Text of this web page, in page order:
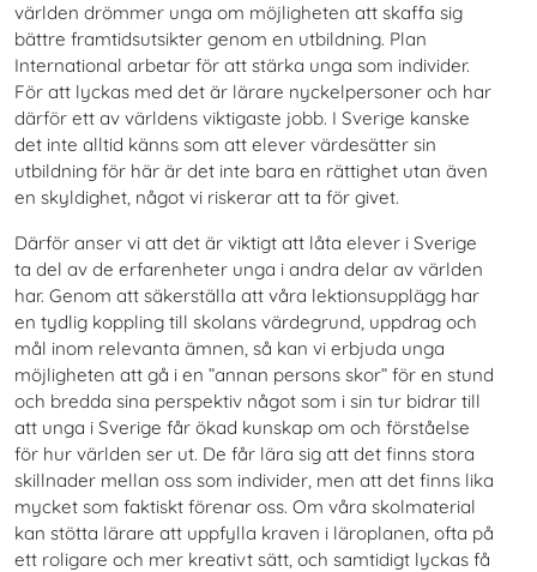
världen drömmer unga om möjligheten att skaffa sig
bättre framtidsutsikter genom en utbildning. Plan
International arbetar för att stärka unga som individer.
För att lyckas med det är lärare nyckelpersoner och har
därför ett av världens viktigaste jobb. I Sverige kanske
det inte alltid känns som att elever värdesätter sin
utbildning för här är det inte bara en rättighet utan även
en skyldighet, något vi riskerar att ta för givet.
Därför anser vi att det är viktigt att låta elever i Sverige
ta del av de erfarenheter unga i andra delar av världen
har. Genom att säkerställa att våra lektionsupplägg har
en tydlig koppling till skolans värdegrund, uppdrag och
mål inom relevanta ämnen, så kan vi erbjuda unga
möjligheten att gå i en ”annan persons skor” för en stund
och bredda sina perspektiv något som i sin tur bidrar till
att unga i Sverige får ökad kunskap om och förståelse
för hur världen ser ut. De får lära sig att det finns stora
skillnader mellan oss som individer, men att det finns lika
mycket som faktiskt förenar oss. Om våra skolmaterial
kan stötta lärare att uppfylla kraven i läroplanen, ofta på
ett roligare och mer kreativt sätt, och samtidigt lyckas få